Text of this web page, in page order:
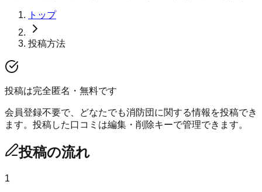
トップ
投稿方法
投稿は完全匿名・無料です
会員登録不要で、どなたでも消防団に関する情報を投稿でき
ます。投稿した口コミは編集・削除キーで管理できます。
投稿の流れ
1